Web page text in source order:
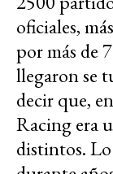
oficiales,
por más de
llegaron se
decir que,
Racing era
distintos.